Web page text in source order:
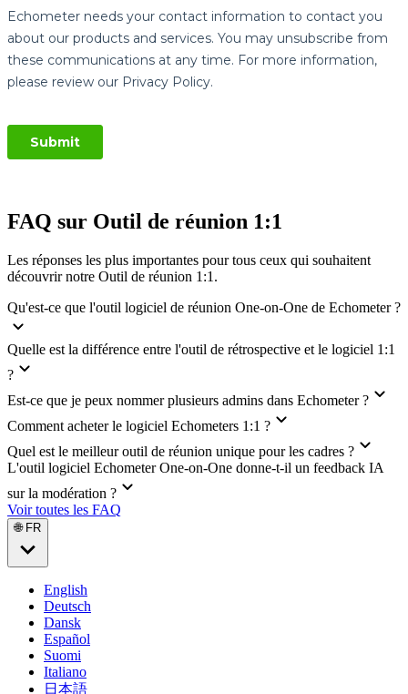
FAQ sur Outil de réunion 1:1
Les réponses les plus importantes pour tous ceux qui souhaitent
découvrir notre Outil de réunion 1:1.
Qu'est-ce que l'outil logiciel de réunion One-on-One de Echometer ?
Quelle est la différence entre l'outil de rétrospective et le logiciel 1:1
?
Est-ce que je peux nommer plusieurs admins dans Echometer ?
Comment acheter le logiciel Echometers 1:1 ?
Quel est le meilleur outil de réunion unique pour les cadres ?
L'outil logiciel Echometer One-on-One donne-t-il un feedback IA
sur la modération ?
Voir toutes les FAQ
🌐 FR
English
Deutsch
Dansk
Español
Suomi
Italiano
日本語